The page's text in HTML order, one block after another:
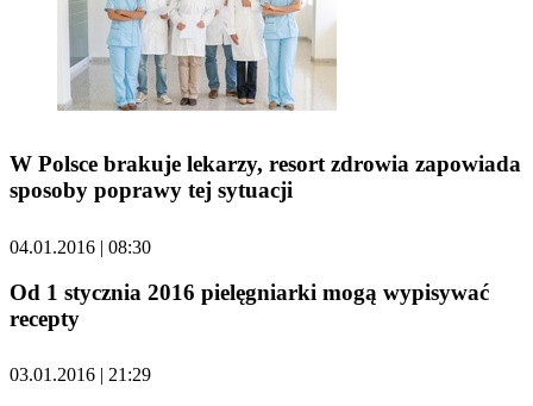
W Polsce brakuje lekarzy, resort zdrowia zapowiada
sposoby poprawy tej sytuacji
04.01.2016 | 08:30
Od 1 stycznia 2016 pielęgniarki mogą wypisywać
recepty
03.01.2016 | 21:29